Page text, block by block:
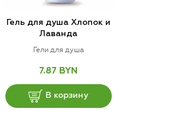
Гель для душа Хлопок и
Лаванда
Гели для душа
7.87 BYN
В корзину